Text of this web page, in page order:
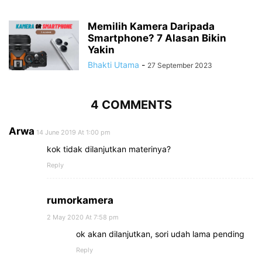
Memilih Kamera Daripada
Smartphone? 7 Alasan Bikin
Yakin
Bhakti Utama - 27 September 2023
4 COMMENTS
Arwa 14 June 2019 At 1:00 pm
kok tidak dilanjutkan materinya?
Reply
rumorkamera
2 May 2020 At 7:58 pm
ok akan dilanjutkan, sori udah lama pending
Reply